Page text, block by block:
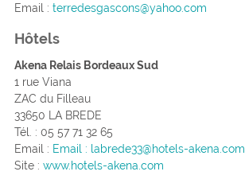
Email : terredesgascons@yahoo.com
Hôtels
Akena Relais Bordeaux Sud
1 rue Viana
ZAC du Filleau
33650 LA BREDE
Tél. : 05 57 71 32 65
Email : Email : labrede33@hotels-akena.com
Site : www.hotels-akena.com